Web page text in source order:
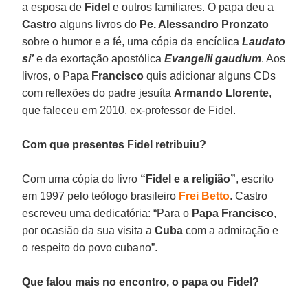
a esposa de Fidel e outros familiares. O papa deu a
Castro alguns livros do Pe. Alessandro Pronzato
sobre o humor e a fé, uma cópia da encíclicaLaudato
si’ e da exortação apostólicaEvangelii gaudium. Aos
livros, o Papa Francisco quis adicionar alguns CDs
com reflexões do padre jesuíta Armando Llorente,
que faleceu em 2010, ex-professor de Fidel.
Com que presentes Fidel retribuiu?
Com uma cópia do livro “Fidel e a religião”, escrito
em 1997 pelo teólogo brasileiro Frei Betto. Castro
escreveu uma dedicatória: “Para o Papa Francisco,
por ocasião da sua visita aCuba com a admiração e
o respeito do povo cubano”.
Que falou mais no encontro, o papa ou Fidel?